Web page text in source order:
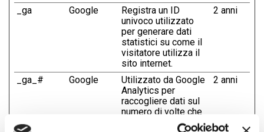
_ga Google
Registra un ID
univoco utilizzato
per generare dati
statistici su come il
visitatore utilizza il
sito internet.
2 anni
_ga_# Google
Utilizzato da Google
Analytics per
raccogliere dati sul
numero di volte che
un utente ha visitato
2 anni